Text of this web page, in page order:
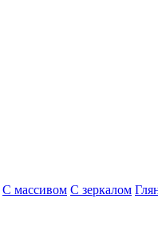
С массивом С зеркалом